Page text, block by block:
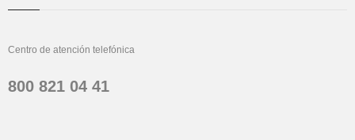
Centro de atención telefónica
800 821 04 41